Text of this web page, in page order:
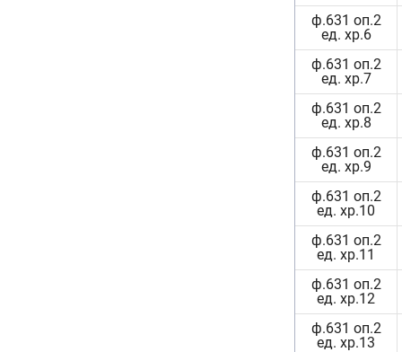
ф.631 оп.2
ед. хр.6
ф.631 оп.2
ед. хр.7
ф.631 оп.2
ед. хр.8
ф.631 оп.2
ед. хр.9
ф.631 оп.2
ед. хр.10
ф.631 оп.2
ед. хр.11
ф.631 оп.2
ед. хр.12
ф.631 оп.2
ед. хр.13